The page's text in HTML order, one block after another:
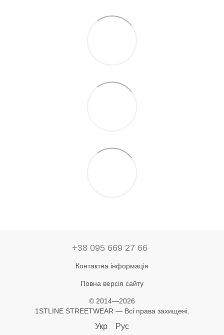
+38 095 669 27 66
Контактна інформація
Повна версія сайту
© 2014—2026
1STLINE STREETWEAR — Всі права захищені.
Укр Рус